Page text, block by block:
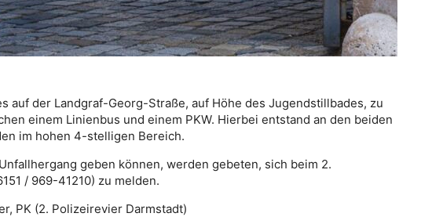
auf der Landgraf-Georg-Straße, auf Höhe des Jugendstillbades, zu
einem Linienbus und einem PKW. Hierbei entstand an den beiden
im hohen 4-stelligen Bereich.
geben können, werden gebeten, sich beim 2.
/ 969-41210) zu melden.
PK (2. Polizeirevier Darmstadt)